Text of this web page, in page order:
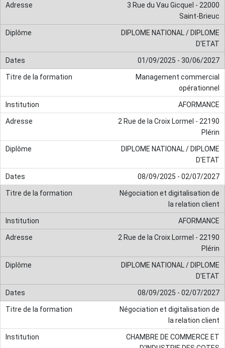
3 Rue du Vau Gicquel - 22000
Saint-Brieuc
DIPLOME NATIONAL / DIPLOME
D'ETAT
01/09/2025 - 30/06/2027
Management commercial
opérationnel
AFORMANCE
2 Rue de la Croix Lormel - 22190
Plérin
DIPLOME NATIONAL / DIPLOME
D'ETAT
08/09/2025 - 02/07/2027
Négociation et digitalisation de
la relation client
AFORMANCE
2 Rue de la Croix Lormel - 22190
Plérin
DIPLOME NATIONAL / DIPLOME
D'ETAT
08/09/2025 - 02/07/2027
Négociation et digitalisation de
la relation client
CHAMBRE DE COMMERCE ET